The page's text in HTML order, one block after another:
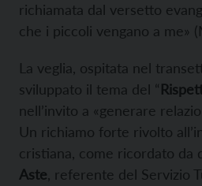
richiamata dal versetto
che i piccoli vengano a me»
La veglia, ospitata nel
sviluppato il tema del “
nell’invito a «generare
Un richiamo forte rivolto
cristiana, come ricordato da
Aste , referente del Servizio